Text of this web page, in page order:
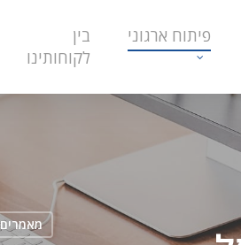
פיתוח ארגוני
בין
לקוחותינו
מאמרים